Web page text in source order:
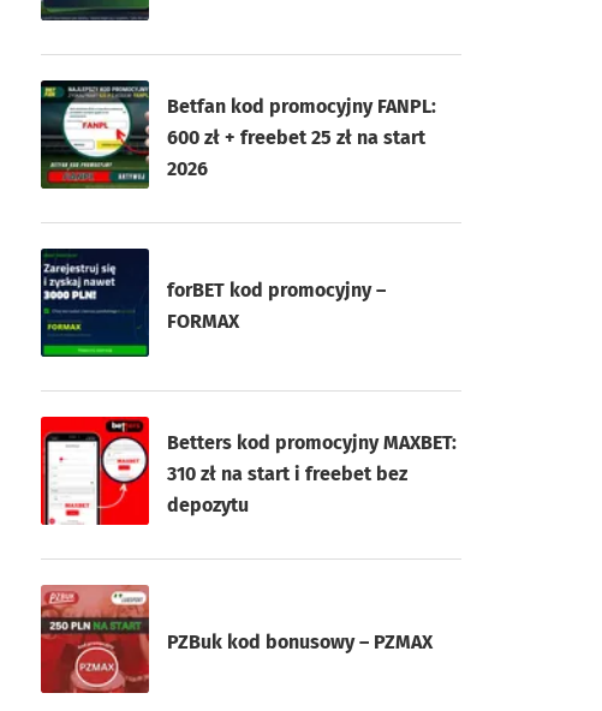
Betfan kod promocyjny FANPL:
600 zł + freebet 25 zł na start
2026
forBET kod promocyjny –
FORMAX
Betters kod promocyjny MAXBET:
310 zł na start i freebet bez
depozytu
PZBuk kod bonusowy – PZMAX